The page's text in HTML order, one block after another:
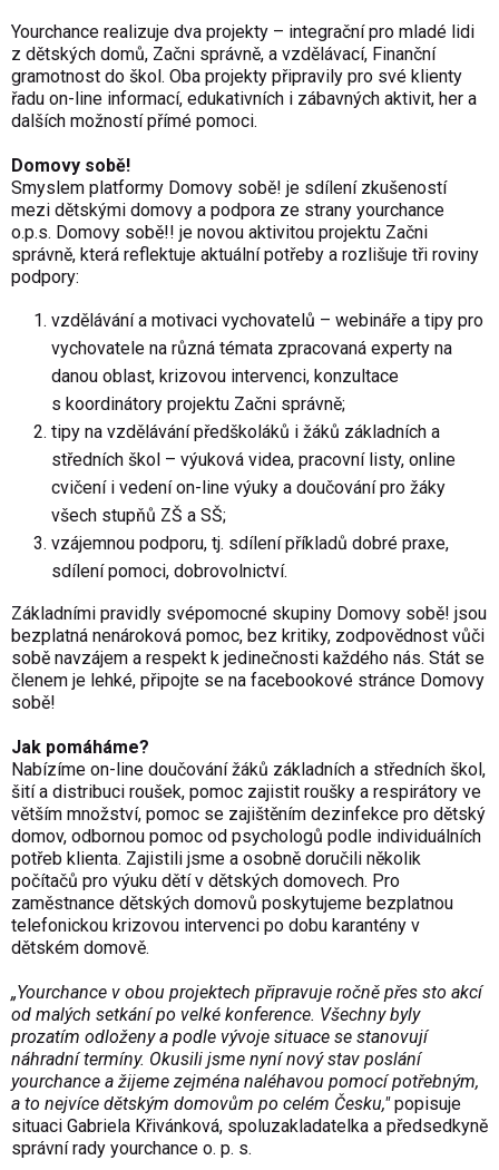
Yourchance realizuje dva projekty – integrační pro mladé lidi
z dětských domů, Začni správně, a vzdělávací, Finanční
gramotnost do škol. Oba projekty připravily pro své klienty
řadu on-line informací, edukativních i zábavných aktivit, her a
dalších možností přímé pomoci.
Domovy sobě!
Smyslem platformy Domovy sobě! je sdílení zkušeností
mezi dětskými domovy a podpora ze strany yourchance
o.p.s. Domovy sobě!! je novou aktivitou projektu Začni
správně, která reflektuje aktuální potřeby a rozlišuje tři roviny
podpory:
vzdělávání a motivaci vychovatelů – webináře a tipy pro
vychovatele na různá témata zpracovaná experty na
danou oblast, krizovou intervenci, konzultace
s koordinátory projektu Začni správně;
tipy na vzdělávání předškoláků i žáků základních a
středních škol – výuková videa, pracovní listy, online
cvičení i vedení on-line výuky a doučování pro žáky
všech stupňů ZŠ a SŠ;
vzájemnou podporu, tj. sdílení příkladů dobré praxe,
sdílení pomoci, dobrovolnictví.
Základními pravidly svépomocné skupiny Domovy sobě! jsou
bezplatná nenároková pomoc, bez kritiky, zodpovědnost vůči
sobě navzájem a respekt k jedinečnosti každého nás. Stát se
členem je lehké, připojte se na facebookové stránce Domovy
sobě!
Jak pomáháme?
Nabízíme on-line doučování žáků základních a středních škol,
šití a distribuci roušek, pomoc zajistit roušky a respirátory ve
větším množství, pomoc se zajištěním dezinfekce pro dětský
domov, odbornou pomoc od psychologů podle individuálních
potřeb klienta. Zajistili jsme a osobně doručili několik
počítačů pro výuku dětí v dětských domovech. Pro
zaměstnance dětských domovů poskytujeme bezplatnou
telefonickou krizovou intervenci po dobu karantény v
dětském domově.
„Yourchance v obou projektech připravuje ročně přes sto akcí
od malých setkání po velké konference. Všechny byly
prozatím odloženy a podle vývoje situace se stanovují
náhradní termíny. Okusili jsme nyní nový stav poslání
yourchance a žijeme zejména naléhavou pomocí potřebným,
a to nejvíce dětským domovům po celém Česku,"popisuje
situaci Gabriela Křivánková, spoluzakladatelka a předsedkyně
správní rady yourchance o. p. s.